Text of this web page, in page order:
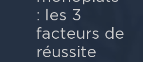
: les 3
facteurs de
réussite